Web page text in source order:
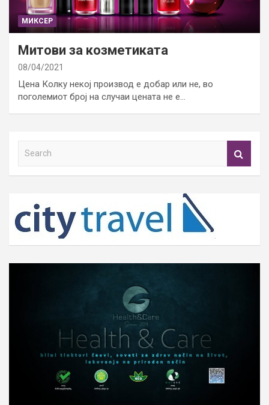
МИКСЕР
Митови за козметиката
08/04/2021
Цена Колку некој производ е добар или не, во
поголемиот број на случаи цената не е…
h